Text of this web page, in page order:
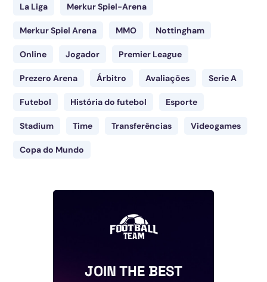
La Liga Merkur Spiel-Arena
Merkur Spiel Arena MMO Nottingham
Online Jogador Premier League
Prezero Arena Árbitro Avaliações Serie A
Futebol História do futebol Esporte
Stadium Time Transferências Videogames
Copa do Mundo
JOIN THE BEST